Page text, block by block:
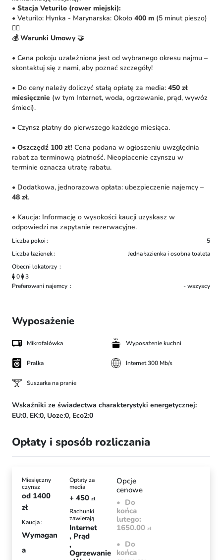
• Stacja Veturilo (rower miejski):
• Veturilo: Hynka - Marynarska: Około 400 m (5 minut pieszo)
🚴‍♀️
💰 Warunki Umowy 🤝
• Cena pokoju uzależniona jest od wybranego okresu najmu –
skontaktuj się z nami, aby poznać szczegóły!
• Do ceny należy doliczyć stałą opłatę za media: 450 zł
miesięcznie (w tym Internet, woda, ogrzewanie, prąd, wywóz
śmieci).
• Czynsz płatny do pierwszego każdego miesiąca.
• Oszczędź 100 zł! Cena podana w ogłoszeniu uwzględnia
rabat za terminową płatność. Nieopłacenie czynszu w
terminie oznacza utratę rabatu.
• Dodatkowa, jednorazowa opłata: ubezpieczenie najemcy –
48 zł.
• Kaucja: Informację o wysokości kaucji uzyskasz w
odpowiedzi na zapytanie rezerwacyjne.
Liczba pokoi
5
Liczba łazienek
Jedna łazienka i osobna toaleta
Obecni lokatorzy
0
3
Preferowani najemcy
- wszyscy
Wyposażenie
Mikrofalówka Wyposażenie kuchni
Pralka Internet 300 Mb/s
Suszarka na pranie
Wskaźniki ze świadectwa charakterystyki energetycznej:
EU:0, EK:0, Uoze:0, Eco2:0
Opłaty i sposób rozliczania
Miesięczny
czynsz
od 1400
zł
Kaucja :
Wymagan
a
Opłaty za
media
+ 450 zł
Rachunki
zawierają
Internet
Prąd
Ogrzewanie
Opcje
cenowe
Do
końca
lutego:
1650.00 zł
Do
końca